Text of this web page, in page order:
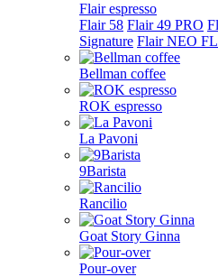
Flair espresso
Flair 58 Flair 49 PRO
Signature Flair NEO
Bellman coffee
ROK espresso
La Pavoni
9Barista
Rancilio
Goat Story Ginna
Pour-over